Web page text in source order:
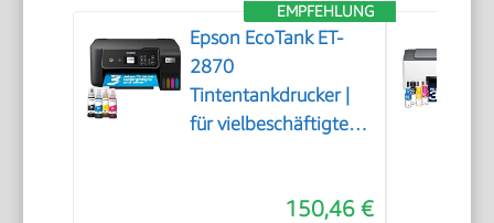
EMPFEHLUNG
Epson EcoTank ET-
2870
Tintentankdrucker |
für vielbeschäftigte
Kopieren, Scannen |
150,46 €